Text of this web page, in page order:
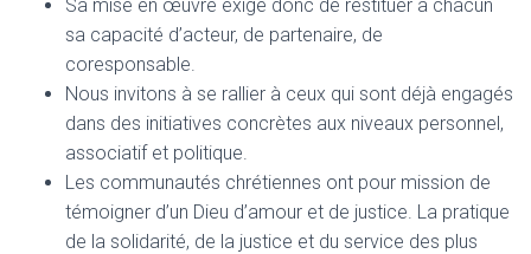
Sa mise en œuvre exige donc de restituer à chacun
sa capacité d’acteur, de partenaire, de
coresponsable.
Nous invitons à se rallier à ceux qui sont déjà engagés
dans des initiatives concrètes aux niveaux personnel,
associatif et politique.
Les communautés chrétiennes ont pour mission de
témoigner d’un Dieu d’amour et de justice. La pratique
de la solidarité, de la justice et du service des plus